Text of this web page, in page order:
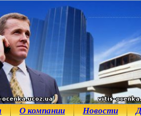
О компании Новости